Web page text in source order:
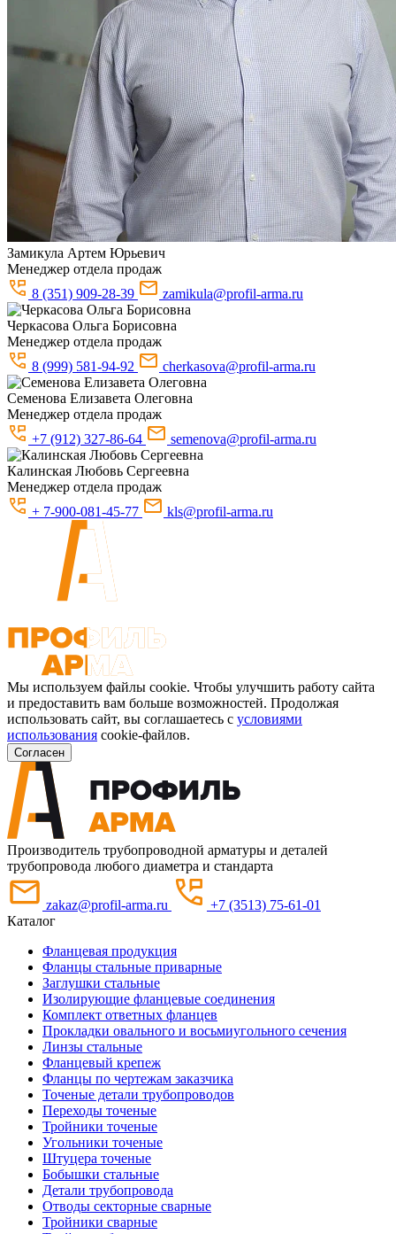
Замикула Артем Юрьевич
Менеджер отдела продаж
8 (351) 909-28-39
zamikula@profil-arma.ru
Черкасова Ольга Борисовна
Менеджер отдела продаж
8 (999) 581-94-92
cherkasova@profil-arma.ru
Семенова Елизавета Олеговна
Менеджер отдела продаж
+7 (912) 327-86-64
semenova@profil-arma.ru
Калинская Любовь Сергеевна
Менеджер отдела продаж
+ 7-900-081-45-77
kls@profil-arma.ru
Мы используем файлы cookie. Чтобы улучшить работу сайта
и предоставить вам больше возможностей. Продолжая
использовать сайт, вы соглашаетесь с условиями
использования cookie-файлов.
Согласен
Производитель трубопроводной арматуры и деталей
трубопровода любого диаметра и стандарта
zakaz@profil-arma.ru
+7 (3513) 75-61-01
Каталог
Фланцевая продукция
Фланцы стальные приварные
Заглушки стальные
Изолирующие фланцевые соединения
Комплект ответных фланцев
Прокладки овального и восьмиугольного сечения
Линзы стальные
Фланцевый крепеж
Фланцы по чертежам заказчика
Точеные детали трубопроводов
Переходы точеные
Тройники точеные
Угольники точеные
Штуцера точеные
Бобышки стальные
Детали трубопровода
Отводы секторные сварные
Тройники сварные